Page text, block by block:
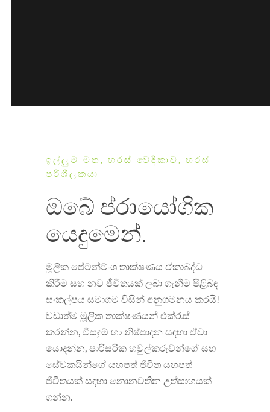
ඉල්ලුම මත, හරස් වේදිකාව, හරස්
පරිශීලකයා
ඔබේ ප්රායෝගික
යෙදුමෙන්.
මූලික පේටන්ට්ංශ තාක්ෂණය ඒකාබද්ධ
කිරීම සහ නව ජීවිතයක් ලබා ගැනීම පිළිබඳ
සංකල්පය සමාගම විසින් අනුගමනය කරයි!
වඩාත්ම මූලික තාක්ෂණයන් එක්රැස්
කරන්න, විසඳුම් හා නිෂ්පාදන සඳහා ඒවා
යොදන්න, පාරිසරික හවුල්කරුවන්ගේ සහ
සේවකයින්ගේ යහපත් ජීවිත යහපත්
ජීවිතයක් සඳහා නොනවතින උත්සාහයක්
ගන්න.